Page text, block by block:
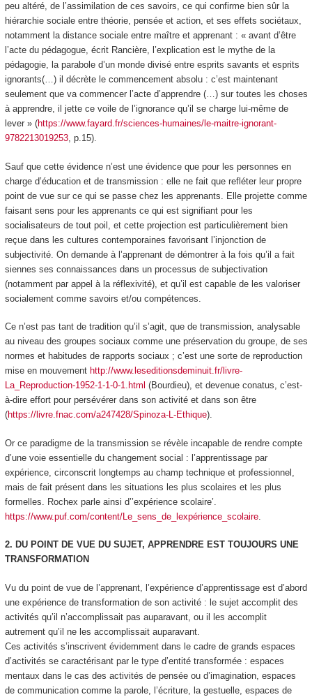
peu altéré, de l’assimilation de ces savoirs, ce qui confirme bien sûr la
hiérarchie sociale entre théorie, pensée et action, et ses effets sociétaux,
notamment la distance sociale entre maître et apprenant : « avant d’être
l’acte du pédagogue, écrit Rancière, l’explication est le mythe de la
pédagogie, la parabole d’un monde divisé entre esprits savants et esprits
ignorants(…) il décrète le commencement absolu : c’est maintenant
seulement que va commencer l’acte d’apprendre (…) sur toutes les choses
à apprendre, il jette ce voile de l’ignorance qu’il se charge lui-même de
lever » (https://www.fayard.fr/sciences-humaines/le-maitre-ignorant-
9782213019253, p.15).
Sauf que cette évidence n’est une évidence que pour les personnes en
charge d’éducation et de transmission : elle ne fait que refléter leur propre
point de vue sur ce qui se passe chez les apprenants. Elle projette comme
faisant sens pour les apprenants ce qui est signifiantpour les
socialisateurs de tout poil, et cette projection est particulièrement bien
reçue dans les cultures contemporaines favorisant l’injonction de
subjectivité. On demande à l’apprenant de démontrer à la fois qu’il a fait
siennes ses connaissances dans un processus de subjectivation
(notamment par appel à la réflexivité), et qu’il est capable de les valoriser
socialementcomme savoirs et/ou compétences.
Ce n’est pas tant de tradition qu’il s’agit, que de transmission, analysable
au niveau des groupes sociaux comme une préservation du groupe, de ses
normes et habitudes de rapports sociaux ; c’est une sorte de reproduction
mise en mouvement http://www.leseditionsdeminuit.fr/livre-
La_Reproduction-1952-1-1-0-1.html (Bourdieu), et devenue conatus, c’est-
à-dire effort pour persévérer dans son activité et dans son être
(https://livre.fnac.com/a247428/Spinoza-L-Ethique).
Or ce paradigme de la transmission se révèle incapable de rendre compte
d’une voie essentielle du changement social : l’apprentissage par
expérience, circonscrit longtemps au champ technique et professionnel,
mais de fait présent dans les situations les plus scolaires et les plus
formelles. Rochex parle ainsi d’’expérience scolaire’.
https://www.puf.com/content/Le_sens_de_lexpérience_scolaire.
2. DU POINT DE VUE DU SUJET, APPRENDRE EST TOUJOURS UNE
TRANSFORMATION
Vu du point de vue de l’apprenant, l’expérience d’apprentissage est d’abord
une expérience de transformation de son activité: le sujet accomplit des
activités qu’il n’accomplissait pas auparavant, ou il les accomplit
autrementqu’il ne les accomplissait auparavant.
Ces activités s’inscrivent évidemment dans le cadre de grands espaces
d’activités se caractérisant par le type d’entité transformée : espaces
mentaux dans le cas des activités de pensée ou d’imagination, espaces
de communicationcomme la parole, l’écriture, la gestuelle, espaces de